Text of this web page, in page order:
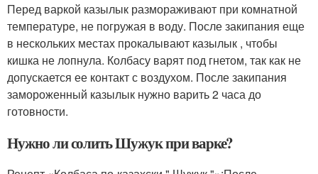
Перед варкой казылык размораживают при комнатной
температуре, не погружая в воду. После закипания еще
в нескольких местах прокалывают казылык , чтобы
кишка не лопнула. Колбасу варят под гнетом, так как не
допускается ее контакт с воздухом. После закипания
замороженный казылык нужно варить 2 часа до
готовности.
Нужно ли солить Шужук при варке?